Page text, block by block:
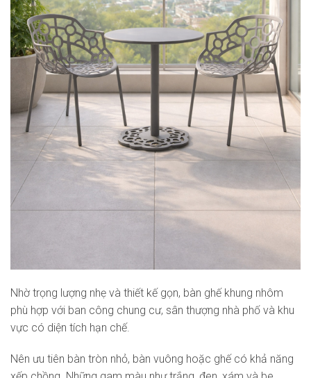
Nhờ trọng lượng nhẹ và thiết kế gọn, bàn ghế khung nhôm
phù hợp với ban công chung cư, sân thượng nhà phố và khu
vực có diện tích hạn chế.
Nên ưu tiên bàn tròn nhỏ, bàn vuông hoặc ghế có khả năng